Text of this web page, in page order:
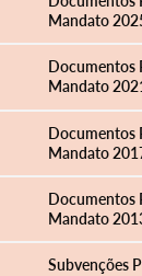
Termo de
Mandato
Documentos
Mandato
Documentos
Mandato
Documentos
Mandato
Subvenções